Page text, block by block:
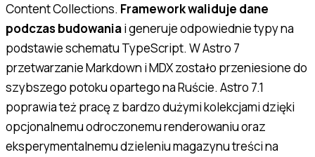
Content Collections. Framework waliduje dane
podczas budowaniai generuje odpowiednie typy na
podstawie schematu TypeScript. W Astro 7
przetwarzanie Markdown i MDX zostało przeniesione do
szybszego potoku opartego na Ruście. Astro 7.1
poprawia też pracę z bardzo dużymi kolekcjami dzięki
opcjonalnemu odroczonemu renderowaniu oraz
eksperymentalnemu dzieleniu magazynu treści na